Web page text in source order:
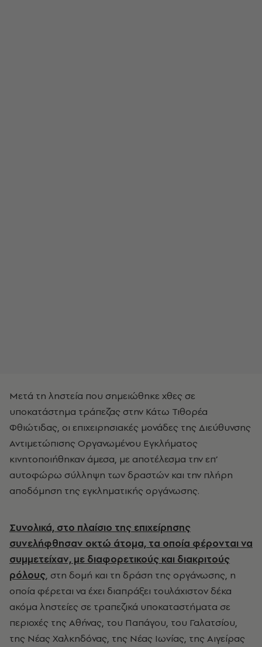
Μετά τη ληστεία που σημειώθηκε χθες σε
υποκατάστημα τράπεζας στην Κάτω Τιθορέα
Φθιώτιδας, οι επιχειρησιακές μονάδες της Διεύθυνσης
Αντιμετώπισης Οργανωμένου Εγκλήματος
κινητοποιήθηκαν άμεσα, με αποτέλεσμα την επ’
αυτοφώρω σύλληψη των δραστών και την πλήρη
αποδόμηση της εγκληματικής οργάνωσης.
Συνολικά, στο πλαίσιο της επιχείρησης
συνελήφθησαν οκτώ άτομα, τα οποία φέρονται να
συμμετείχαν, με διαφορετικούς και διακριτούς
ρόλους, στη δομή και τη δράση της οργάνωσης, η
οποία φέρεται να έχει διαπράξει τουλάχιστον δέκα
ακόμα ληστείες σε τραπεζικά υποκαταστήματα σε
περιοχές της Αθήνας, του Παπάγου, του Γαλατσίου,
της Νέας Χαλκηδόνας, της Νέας Ιωνίας, της Αιγείρας